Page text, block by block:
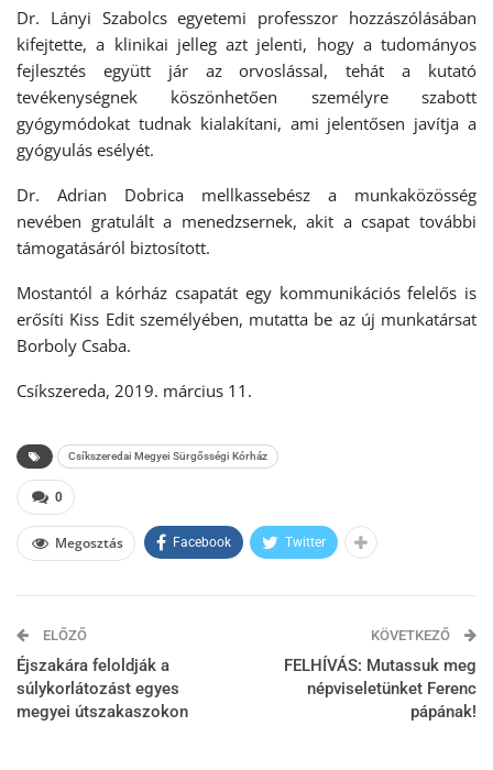
Dr. Lányi Szabolcs egyetemi professzor hozzászólásában
kifejtette, a klinikai jelleg azt jelenti, hogy a tudományos
fejlesztés együtt jár az orvoslással, tehát a kutató
tevékenységnek köszönhetően személyre szabott
gyógymódokat tudnak kialakítani, ami jelentősen javítja a
gyógyulás esélyét.
Dr. Adrian Dobrica mellkassebész a munkaközösség
nevében gratulált a menedzsernek, akit a csapat további
támogatásáról biztosított.
Mostantól a kórház csapatát egy kommunikációs felelős is
erősíti Kiss Edit személyében, mutatta be az új munkatársat
Borboly Csaba.
Csíkszereda, 2019. március 11.
Csíkszeredai Megyei Sürgősségi Kórház
0
Megosztás Facebook Twitter
ELŐZŐ
Éjszakára feloldják a
súlykorlátozást egyes
megyei útszakaszokon
KÖVETKEZŐ
FELHÍVÁS: Mutassuk meg
népviseletünket Ferenc
pápának!